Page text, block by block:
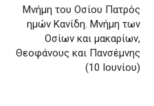
Μνήμη του Οσίου Πατρός
ημών Κανίδη. Μνήμη των
Oσίων και μακαρίων,
Θεοφάνους και Πανσέμνης
(10 Ιουνίου)